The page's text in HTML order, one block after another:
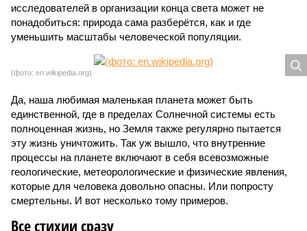
исследователей в организации конца света может не
понадобиться: природа сама разберётся, как и где
уменьшить масштабы человеческой популяции.
(фото: en.wikipedia.org)
Да, наша любимая маленькая планета может быть
единственной, где в пределах Солнечной системы есть
полноценная жизнь, но Земля также регулярно пытается
эту жизнь уничтожить. Так уж вышло, что внутренние
процессы на планете включают в себя всевозможные
геологические, метеорологические и физические явления,
которые для человека довольно опасны. Или попросту
смертельны. И вот несколько тому примеров.
Все стихии сразу